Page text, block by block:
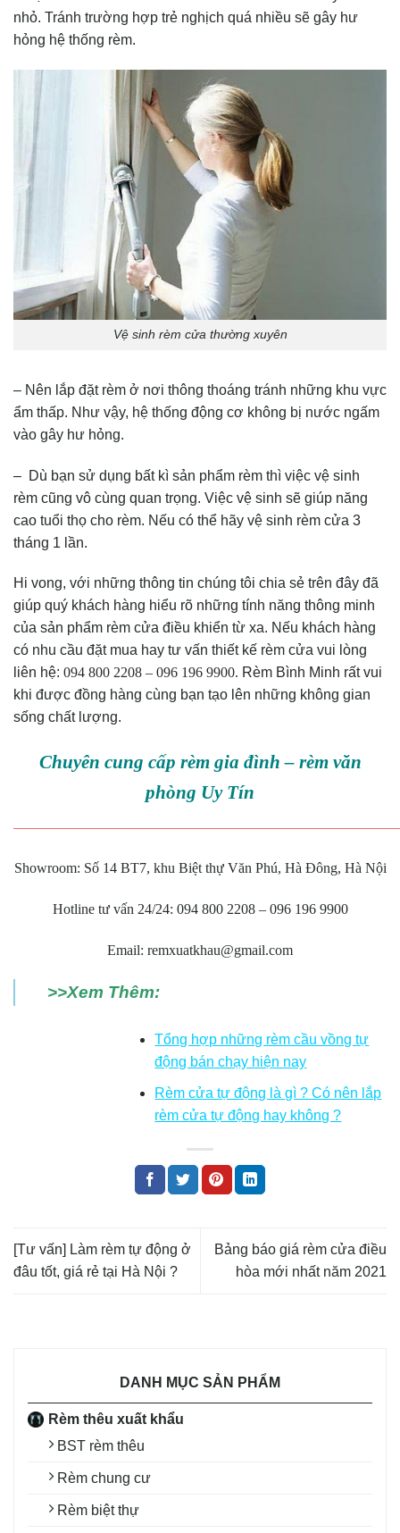
DANH MỤC SẢN PHẨM
Rèm thêu xuất khẩu
BST rèm thêu
Rèm chung cư
Rèm biệt thự
nhỏ. Tránh trường hợp trẻ nghịch quá nhiều sẽ gây hư
hỏng hệ thống rèm.
Vệ sinh rèm cửa thường xuyên
– Nên lắp đặt rèm ở nơi thông thoáng tránh những khu vực
ẩm thấp. Như vậy, hệ thống động cơ không bị nước ngấm
vào gây hư hỏng.
– Dù bạn sử dụng bất kì sản phẩm rèm thì việc vệ sinh
rèm cũng vô cùng quan trọng. Việc vệ sinh sẽ giúp năng
cao tuổi thọ cho rèm. Nếu có thể hãy vệ sinh rèm cửa 3
tháng 1 lần.
Hi vong, với những thông tin chúng tôi chia sẻ trên đây đã
giúp quý khách hàng hiểu rõ những tính năng thông minh
của sản phẩm rèm cửa điều khiển từ xa. Nếu khách hàng
có nhu cầu đặt mua hay tư vấn thiết kế rèm cửa vui lòng
liên hệ: 094 800 2208 – 096 196 9900. Rèm Bình Minh rất vui
khi được đồng hàng cùng bạn tạo lên những không gian
sống chất lượng.
Chuyên cung cấp rèm gia đình – rèm văn
phòng Uy Tín
Showroom: Số 14 BT7, khu Biệt thự Văn Phú, Hà Đông, Hà Nội
Hotline tư vấn 24/24: 094 800 2208 – 096 196 9900
Email: remxuatkhau@gmail.com
>>Xem Thêm:
Tổng hợp những rèm cầu vồng tự
động bán chạy hiện nay
Rèm cửa tự động là gì ? Có nên lắp
rèm cửa tự động hay không ?
[Tư vấn] Làm rèm tự động ở
đâu tốt, giá rẻ tại Hà Nội ?
Bảng báo giá rèm cửa điều
hòa mới nhất năm 2021